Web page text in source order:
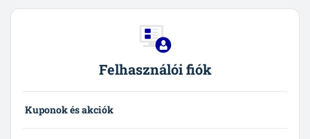
Felhasználói fiók
Kuponok és akciók